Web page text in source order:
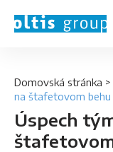
Domovská stránka >
na štafetovom behu
Úspech